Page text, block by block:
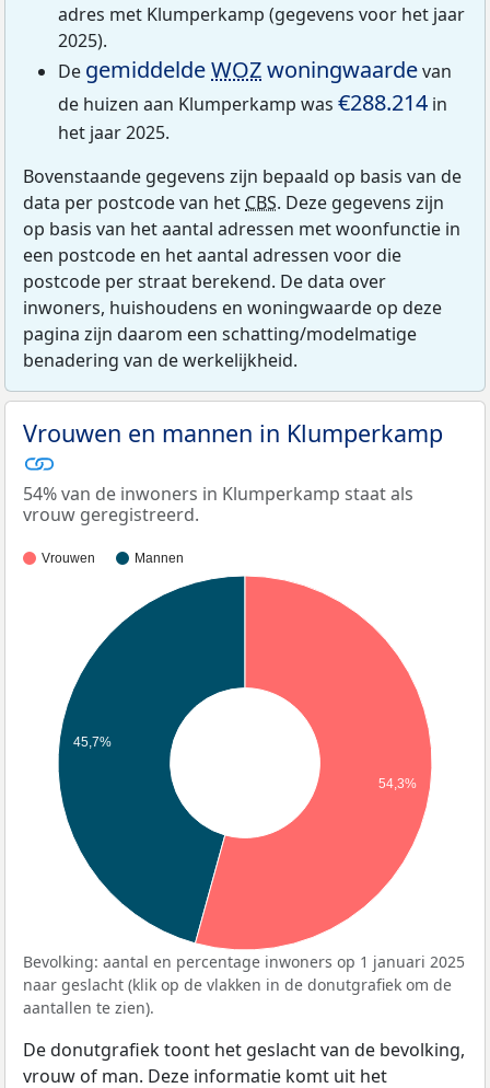
adres met Klumperkamp (gegevens voor het jaar
2025).
De gemiddeldeWOZwoningwaardevan
de huizen aan Klumperkamp was €288.214 in
het jaar 2025.
Bovenstaande gegevens zijn bepaald op basis van de
data per postcode van het CBS. Deze gegevens zijn
op basis van het aantal adressen met woonfunctie in
een postcode en het aantal adressen voor die
postcode per straat berekend. De data over
inwoners, huishoudens en woningwaarde op deze
pagina zijn daarom een schatting/modelmatige
benadering van de werkelijkheid.
Vrouwen en mannen in Klumperkamp
54% van de inwoners in Klumperkamp staat als
vrouw geregistreerd.
Vrouwen Mannen
45,7%
54,3%
Bevolking: aantal en percentage inwoners op 1 januari 2025
naar geslacht (klik op de vlakken in de donutgrafiek om de
aantallen te zien).
De donutgrafiek toont het geslacht van de bevolking,
vrouw of man. Deze informatie komt uit het